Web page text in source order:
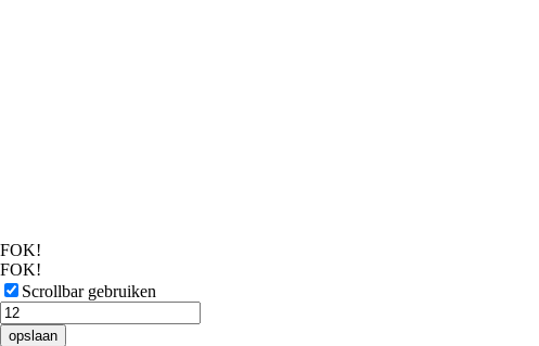
FOK!
FOK!
Scrollbar gebruiken
opslaan